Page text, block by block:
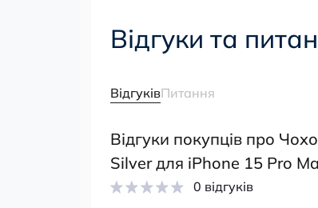
Відгуки та
ВідгуківПитання
Відгуки покупців про
Silver для iPhone 15 Pro
0 відгуків